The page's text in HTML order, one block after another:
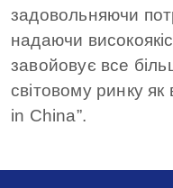
задовольняючи
надаючи
завойовує все
світовому ринку як
in China”.